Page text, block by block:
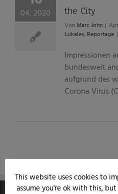
04, 2020
the City
Von Marc John |
Lokales, Reportage |
Impressionen
bundesweit
aufgrund des
Corona Virus
This website uses cookies to
assume you're ok with this,